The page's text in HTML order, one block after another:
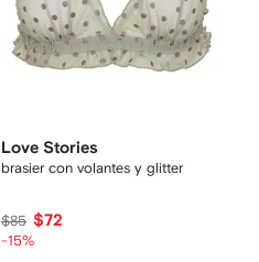
Love Stories
brasier con volantes y glitter
$85 $72
-15%